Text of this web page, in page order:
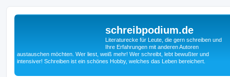
schreibpodium.de
Literaturecke für Leute, die gern schreiben und
Ihre Erfahrungen mit anderen Autoren
austauschen möchten. Wer liest, weiß mehr! Wer schreibt, lebt bewußter und
intensiver! Schreiben ist ein schönes Hobby, welches das Leben bereichert.